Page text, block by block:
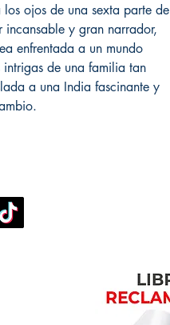
ojos de una sexta parte de
y gran narrador,
enfrentada a un mundo
de una familia tan
a una India fascinante y